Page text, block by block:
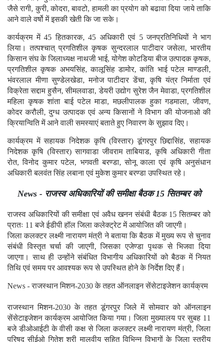
जैसे रागी, कुरी, कोदरा, बावटो, हामली का प्रयोग को बढावा दिया जाये ताकि
आने वाले वर्षो में इसकी खेती कि जा सके।
कार्यक्रम में 45 हितकारक, 45 अधिकारी एवं 5 जनप्रतिनिधियों ने भाग
लिया। तत्पश्चात् प्रगतिशील कृषक सुन्दरलाल पाटीदार जसेला, भारतीय
किसान संघ के जिलाध्यक्ष नाथजी भाई, योगेश कोटडिया बीज उत्पादक कृषक,
प्रगतिशील कृषक अभयसिंह, कालूसिंह डामोर, कांति भाई पटेल माण्डली,
भंवरलाल मीणा सुण्डेलखेडा, मनोज पाटीदार डेंचा, कृषि यंत्र निर्माता एवं
विक्रेता सद्दाम हुसैन, सीमलवाडा, डेयरी उद्योग सुरेश जैन मेवाडा, प्रगतिशील
महिला कृषक शांता बाई पटेल माडा, मछलीपालक हुका गडमाला, जीवण,
कोदर करौली, दुग्ध उत्पादक एवं अन्य किसानों ने विभाग की योजनाओ की
क्रियान्विति में आने वाली समस्याएं बताते हुए निवारण के सुझाव दिए।
कार्यक्रम में सहायक निदेशक कृषि (विस्तार) डूंगरपुर छिद्दासिंह, सहायक
निदेशक कृषि (विस्तार) सागवाडा जीवराम ताबियाड, कृषि अधिकारी गीता
रोत, विनोद कुमार पटेल, भगवती बरण्डा, सोनू काला एवं कृषि अनुसंधान
अधिकारी बलवंत सिंह लबाना एवं मुकेश कुमार बरण्डा उपस्थित रहे।
News - राजस्व अधिकारियों की समीक्षा बैठक 15 सितम्बर को
राजस्व अधिकारियों की समीक्षा एवं अवैध खनन संबंधी बैठक 15 सितम्बर को
प्रातः 11 बजे ईडीपी हॉल जिला कलेक्ट्रेट में आयोजित की जाएगी।
जिला कलक्टर लक्ष्मी नारायण मंत्री ने बताया कि बैठक में मुख्य रूप से चुनाव
संबंधी विस्तृत चर्चा की जाएगी, जिसका एजेण्डा पृथक से भिजवा दिया
जाएगा। साथ ही उन्होंने संबंधित विभागीय अधिकारियों को बैठक में नियत
तिथि एवं समय पर आवश्यक रूप से उपस्थित होने के निर्देश दिए हैं।
News - राजस्थान मिशन-2030 के तहत ऑनलाइन सेंसेटाइजेशन कार्यक्रम
राजस्थान मिशन-2030 के तहत डूंगरपुर जिले में सोमवार को ऑनलाइन
सेंसेटाइजेशन कार्यक्रम आयोजित किया गया। जिला मुख्यालय पर सुबह 11
बजे डीओआईटी के वीसी कक्ष से जिला कलक्टर लक्ष्मी नारायण मंत्री, जिला
परिषद सीईओ गितेश श्री मालवीय सहित विभिन्न विभागों के जिला स्तरीय